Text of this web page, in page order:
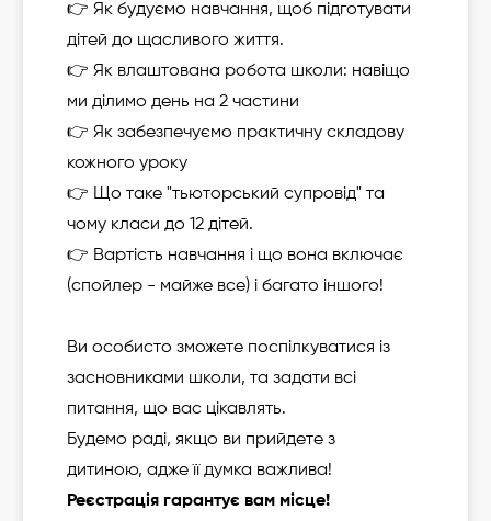
👉 Як будуємо навчання, щоб підготувати
дітей до щасливого життя.
👉 Як влаштована робота школи: навіщо
ми ділимо день на 2 частини
👉 Як забезпечуємо практичну складову
кожного уроку
👉 Що таке "тьюторський супровід" та
чому класи до 12 дітей.
👉 Вартість навчання і що вона включає
(спойлер - майже все) і багато іншого!
Ви особисто зможете поспілкуватися із
засновниками школи, та задати всі
питання, що вас цікавлять.
Будемо раді, якщо ви прийдете з
дитиною, адже її думка важлива!
Реєстрація гарантує вам місце!